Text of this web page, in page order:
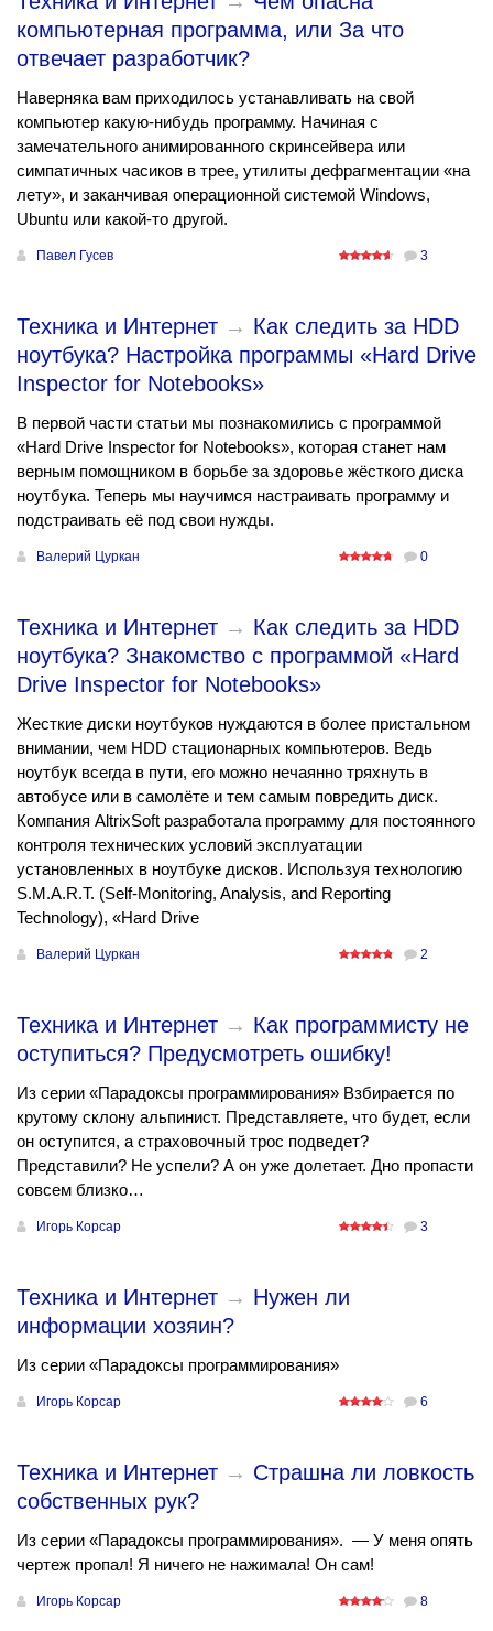
компьютерная программа, или За что
отвечает разработчик?
Наверняка вам приходилось устанавливать на свой
компьютер какую-нибудь программу. Начиная с
замечательного анимированного скринсейвера или
симпатичных часиков в трее, утилиты дефрагментации «на
лету», и заканчивая операционной системой Windows,
Ubuntu или какой-то другой.
Павел Гусев 3
Техника и Интернет → Как следить за HDD
ноутбука? Настройка программы «Hard Drive
Inspector for Notebooks»
В первой части статьи мы познакомились с программой
«Hard Drive Inspector for Notebooks», которая станет нам
верным помощником в борьбе за здоровье жёсткого диска
ноутбука. Теперь мы научимся настраивать программу и
подстраивать её под свои нужды.
Валерий Цуркан 0
Техника и Интернет → Как следить за HDD
ноутбука? Знакомство с программой «Hard
Drive Inspector for Notebooks»
Жесткие диски ноутбуков нуждаются в более пристальном
внимании, чем HDD стационарных компьютеров. Ведь
ноутбук всегда в пути, его можно нечаянно тряхнуть в
автобусе или в самолёте и тем самым повредить диск.
Компания AltrixSoft разработала программу для постоянного
контроля технических условий эксплуатации
установленных в ноутбуке дисков. Используя технологию
S.M.A.R.T. (Self-Monitoring, Analysis, and Reporting
Technology), «Hard Drive
Валерий Цуркан 2
Техника и Интернет → Как программисту не
оступиться? Предусмотреть ошибку!
Из серии «Парадоксы программирования» Взбирается по
крутому склону альпинист. Представляете, что будет, если
он оступится, а страховочный трос подведет?
Представили? Не успели? А он уже долетает. Дно пропасти
совсем близко…
Игорь Корсар 3
Техника и Интернет → Нужен ли
информации хозяин?
Из серии «Парадоксы программирования»
Игорь Корсар 6
Техника и Интернет → Страшна ли ловкость
собственных рук?
Из серии «Парадоксы программирования». — У меня опять
чертеж пропал! Я ничего не нажимала! Он сам!
Игорь Корсар 8